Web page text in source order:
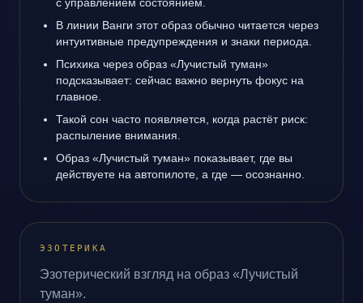
В линии Ванги этот образ обычно читается через
интуитивные предупреждения и знаки периода.
Психика через образ «Лучистый туман»
подсказывает: сейчас важно вернуть фокус на
главное.
Такой сон часто появляется, когда растёт риск:
распыление внимания.
Образ «Лучистый туман» показывает, где вы
действуете на автопилоте, а где — осознанно.
ЭЗОТЕРИКА
Эзотерический взгляд на образ «Лучистый
туман».